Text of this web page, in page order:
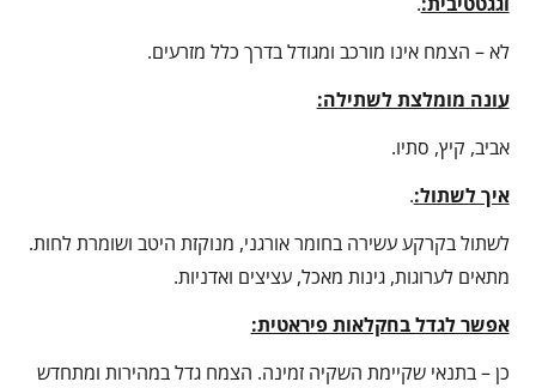
לא – הצמח אינו מורכב ומגודל בדרך כלל מזרעים.
עונה מומלצת לשתילה:
אביב, קיץ, סתיו.
איך לשתול:.
לשתול בקרקע עשירה בחומר אורגני, מנוקזת היטב ושומרת לחות.
מתאים לערוגות, גינות מאכל, עציצים ואדניות.
אפשר לגדל בחקלאות פיראטית:
כן – בתנאי שקיימת השקיה זמינה. הצמח גדל במהירות ומתחדש